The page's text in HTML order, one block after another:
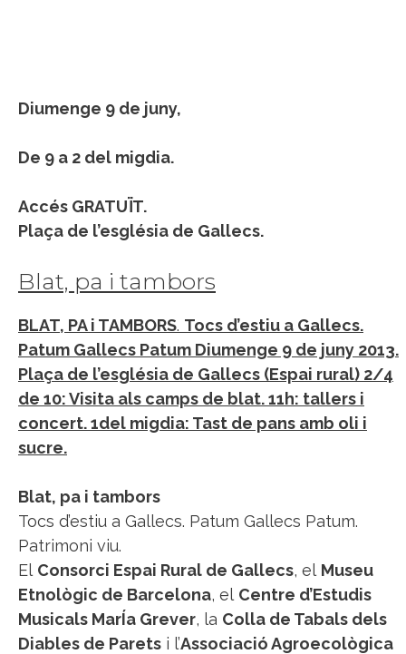
Diumenge 9 de juny,
De 9 a 2 del migdia.
Accés GRATUÏT.
Plaça de l’església de Gallecs.
Blat, pa i tambors
BLAT, PA i TAMBORS. Tocs d’estiu a Gallecs.
Patum Gallecs Patum Diumenge 9 de juny 2013.
Plaça de l’església de Gallecs (Espai rural) 2/4
de 10: Visita als camps de blat. 11h: tallers i
concert. 1del migdia: Tast de pans amb oli i
sucre.
Blat, pa i tambors
Tocs d’estiu a Gallecs. Patum Gallecs Patum.
Patrimoni viu.
El Consorci Espai Rural de Gallecs, el Museu
Etnològic de Barcelona, el Centre d’Estudis
Musicals MarÍa Grever, la Colla de Tabals dels
Diables de Parets i l’Associació Agroecològica